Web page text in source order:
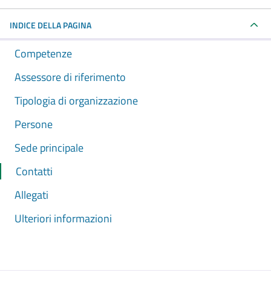
INDICE DELLA PAGINA
Competenze
Assessore di riferimento
Tipologia di organizzazione
Persone
Sede principale
Contatti
Allegati
Ulteriori informazioni